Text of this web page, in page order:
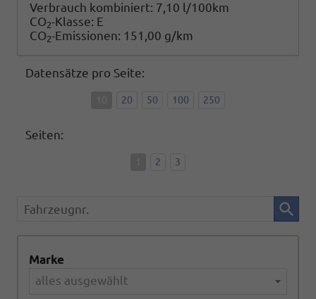
Verbrauch kombiniert: 7,10 l/100km
CO2-Klasse: E
CO2-Emissionen: 151,00 g/km
Datensätze pro Seite:
20 50 100 250
Seiten:
2 3
Fahrzeugnr.
Marke
alles ausgewählt